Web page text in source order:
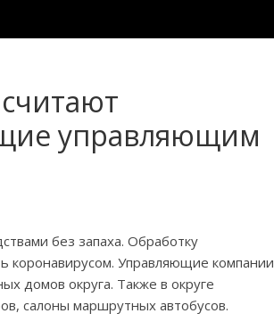
управляющим
без запаха. Обработку
коронавирусом. Управляющие компании
домов округа. Также в округе
салоны маршрутных автобусов.